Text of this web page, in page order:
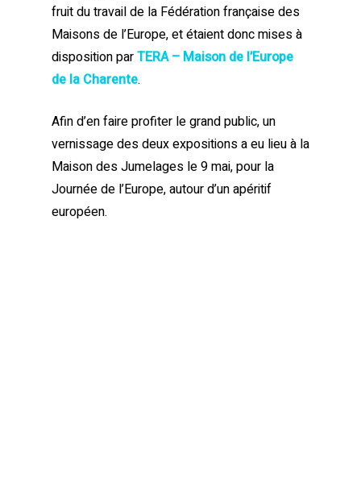
fruit du travail de la Fédération française des
Maisons de l’Europe, et étaient donc mises à
disposition parTERA – Maison de l’Europe
de la Charente.
Afin d’en faire profiter le grand public, un
vernissage des deux expositions a eu lieu à la
Maison des Jumelages le 9 mai, pour la
Journée de l’Europe, autour d’un apéritif
européen.